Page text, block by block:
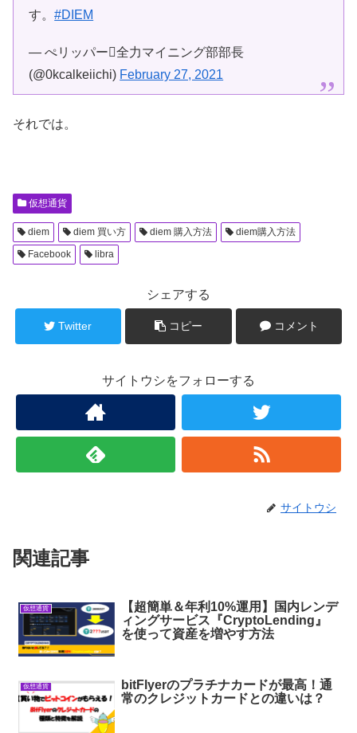
す。#DIEM
— ぺリッパー全力マイニング部部長
(@0kcalkeiichi) February 27, 2021
それでは。
仮想通貨
diem diem 買い方 diem 購入方法
diem購入方法
Facebook
libra
シェアする
Twitter コピー コメント
サイトウシをフォローする
サイトウシ
関連記事
仮想通貨
【超簡単＆年利10%運用】国内レンデ
ィングサービス『CryptoLending』
を使って資産を増やす方法
仮想通貨
bitFlyerのプラチナカードが最高！通
常のクレジットカードとの違いは？